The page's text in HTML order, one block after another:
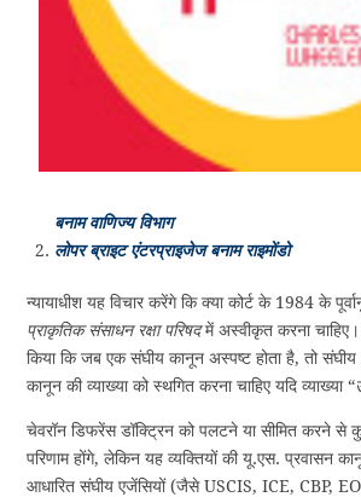
बनाम वाणिज्य विभाग
लोपर ब्राइट एंटरप्राइजेज बनाम राइमोंडो
न्यायाधीश यह विचार करेंगे कि क्या कोर्ट के 1984 के
प्राकृतिक संसाधन रक्षा परिषदमें अस्वीकृत करना चाहिए।
किया कि जब एक संघीय कानून अस्पष्ट होता है, तो
कानून की व्याख्या को स्थगित करना चाहिए यदि व्याख्या “
चेवरॉन डिफरेंस डॉक्ट्रिन को पलटने या सीमित करने से
परिणाम होंगे, लेकिन यह व्यक्तियों की यू.एस. प्रवासन
आधारित संघीय एजेंसियों (जैसे USCIS, ICE, CBP,